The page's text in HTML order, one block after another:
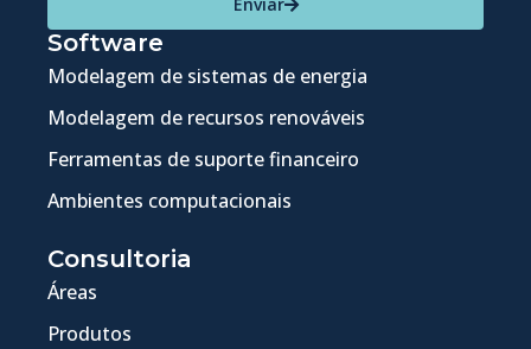
Software
Modelagem de sistemas de energia
Modelagem de recursos renováveis
Ferramentas de suporte financeiro
Ambientes computacionais
Consultoria
Áreas
Produtos